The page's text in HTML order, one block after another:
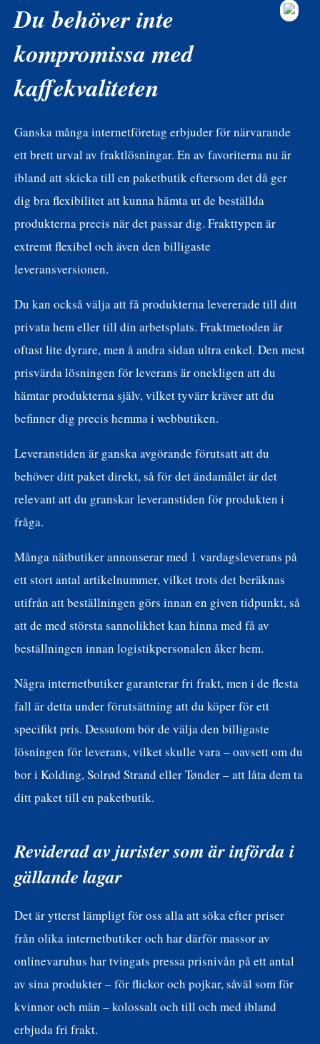
Du behöver inte
kompromissa med
kaffekvaliteten
Ganska många internetföretag erbjuder för närvarande
ett brett urval av fraktlösningar. En av favoriterna nu är
ibland att skicka till en paketbutik eftersom det då ger
dig bra flexibilitet att kunna hämta ut de beställda
produkterna precis när det passar dig. Frakttypen är
extremt flexibel och även den billigaste
leveransversionen.
Du kan också välja att få produkterna levererade till ditt
privata hem eller till din arbetsplats. Fraktmetoden är
oftast lite dyrare, men å andra sidan ultra enkel. Den mest
prisvärda lösningen för leverans är onekligen att du
hämtar produkterna själv, vilket tyvärr kräver att du
befinner dig precis hemma i webbutiken.
Leveranstiden är ganska avgörande förutsatt att du
behöver ditt paket direkt, så för det ändamålet är det
relevant att du granskar leveranstiden för produkten i
fråga.
Många nätbutiker annonserar med 1 vardagsleverans på
ett stort antal artikelnummer, vilket trots det beräknas
utifrån att beställningen görs innan en given tidpunkt, så
att de med största sannolikhet kan hinna med få av
beställningen innan logistikpersonalen åker hem.
Några internetbutiker garanterar fri frakt, men i de flesta
fall är detta under förutsättning att du köper för ett
specifikt pris. Dessutom bör de välja den billigaste
lösningen för leverans, vilket skulle vara – oavsett om du
bor i Kolding, Solrød Strand eller Tønder – att låta dem ta
ditt paket till en paketbutik.
Reviderad av jurister som är införda i
gällande lagar
Det är ytterst lämpligt för oss alla att söka efter priser
från olika internetbutiker och har därför massor av
onlinevaruhus har tvingats pressa prisnivån på ett antal
av sina produkter – för flickor och pojkar, såväl som för
kvinnor och män – kolossalt och till och med ibland
erbjuda fri frakt.